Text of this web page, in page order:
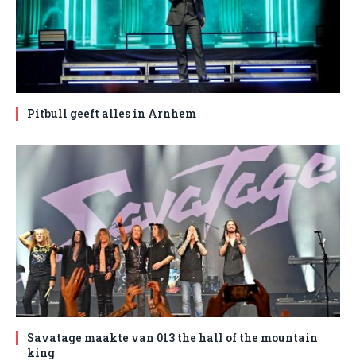
Pitbull geeft alles in Arnhem
Savatage maakte van 013 the hall of the mountain
king